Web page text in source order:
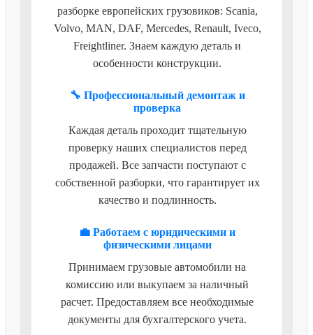
разборке европейских грузовиков: Scania,
Volvo, MAN, DAF, Mercedes, Renault, Iveco,
Freightliner. Знаем каждую деталь и
особенности конструкции.
🔧 Профессиональный демонтаж и
проверка
Каждая деталь проходит тщательную
проверку наших специалистов перед
продажей. Все запчасти поступают с
собственной разборки, что гарантирует их
качество и подлинность.
💼 Работаем с юридическими и
физическими лицами
Принимаем грузовые автомобили на
комиссию или выкупаем за наличный
расчет. Предоставляем все необходимые
документы для бухгалтерского учета.